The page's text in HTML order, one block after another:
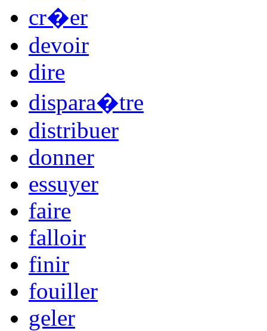
cr�er
devoir
dire
dispara�tre
distribuer
donner
essuyer
faire
falloir
finir
fouiller
geler